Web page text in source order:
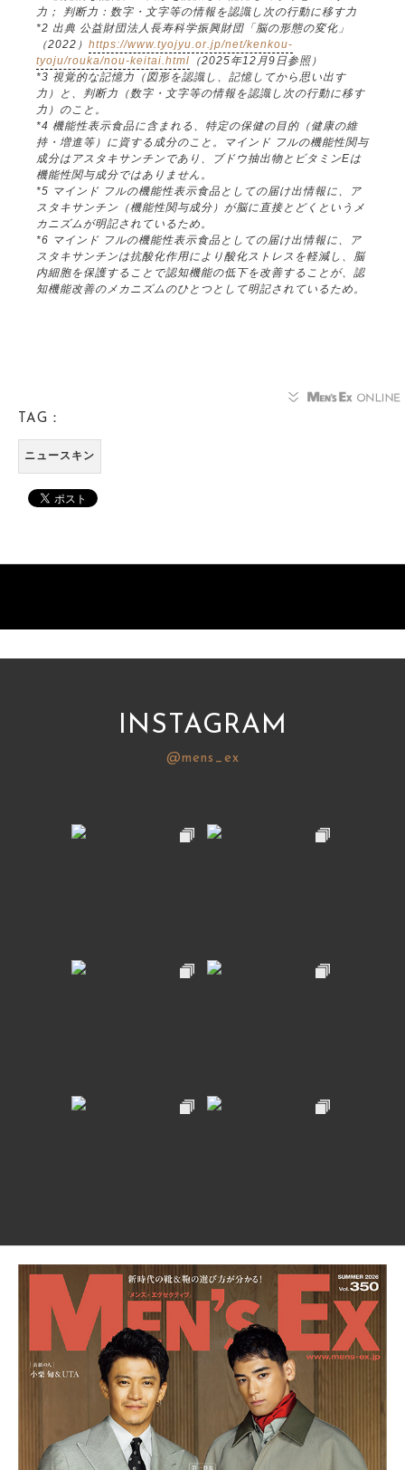
力； 判断力：数字・文字等の情報を認識し次の行動に移す力
*2 出典 公益財団法人長寿科学振興財団「脳の形態の変化」
（2022） https://www.tyojyu.or.jp/net/kenkou-
tyoju/rouka/nou-keitai.html （2025年12月9日参照）
*3 視覚的な記憶力（図形を認識し、記憶してから思い出す
力）と、判断力（数字・文字等の情報を認識し次の行動に移す
力）のこと。
*4 機能性表示食品に含まれる、特定の保健の目的（健康の維
持・増進等）に資する成分のこと。マインド フルの機能性関与
成分はアスタキサンチンであり、ブドウ抽出物とビタミンEは
機能性関与成分ではありません。
*5 マインド フルの機能性表示食品としての届け出情報に、ア
スタキサンチン（機能性関与成分）が脳に直接とどくというメ
カニズムが明記されているため。
*6 マインド フルの機能性表示食品としての届け出情報に、ア
スタキサンチンは抗酸化作用により酸化ストレスを軽減し、脳
内細胞を保護することで認知機能の低下を改善することが、認
知機能改善のメカニズムのひとつとして明記されているため。
TAG：
ニュースキン
INSTAGRAM
@mens_ex